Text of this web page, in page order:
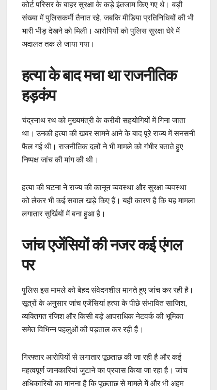
कोर्ट परिसर के बाहर सुरक्षा के कड़े इंतजाम किए गए थे। बड़ी
संख्या में पुलिसकर्मी तैनात रहे, जबकि मीडिया प्रतिनिधियों की भी
भारी भीड़ देखने को मिली। आरोपियों को पुलिस सुरक्षा घेरे में
अदालत तक ले जाया गया।
हत्या के बाद मचा था राजनीतिक
हड़कंप
चंद्रनाथ रथ को मुख्यमंत्री के करीबी सहयोगियों में गिना जाता
था। उनकी हत्या की खबर सामने आने के बाद पूरे राज्य में सनसनी
फैल गई थी। राजनीतिक दलों ने भी मामले को गंभीर बताते हुए
निष्पक्ष जांच की मांग की थी।
हत्या की घटना ने राज्य की कानून व्यवस्था और सुरक्षा व्यवस्था
को लेकर भी कई सवाल खड़े किए हैं। यही कारण है कि यह मामला
लगातार सुर्खियों में बना हुआ है।
जांच एजेंसियों की नजर कई एंगल
पर
पुलिस इस मामले को बेहद संवेदनशील मानते हुए जांच कर रही है।
सूत्रों के अनुसार जांच एजेंसियां हत्या के पीछे संभावित साजिश,
व्यक्तिगत रंजिश और किसी बड़े आपराधिक नेटवर्क की भूमिका
समेत विभिन्न पहलुओं की पड़ताल कर रही हैं।
गिरफ्तार आरोपियों से लगातार पूछताछ की जा रही है और कई
महत्वपूर्ण जानकारियां जुटाने का प्रयास किया जा रहा है। जांच
अधिकारियों का मानना है कि पूछताछ से मामले में और भी अहम